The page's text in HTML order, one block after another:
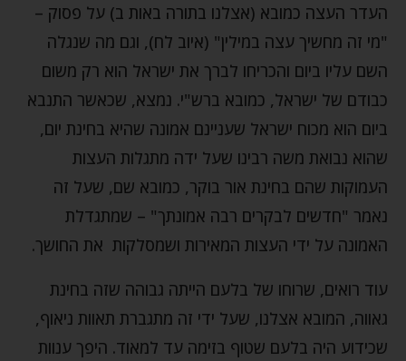
העדר העצה כמובא (אצלנו בתורה באות ב) על פסוק –
"מי זה מחשיך עצה במילין" (איוב לח), וגם מה שנגלה
השם עליו ביום והכריחו לברך את ישראל הוא רק משום
כבודם של ישראל, כמובא ברש"י. נמצא, שכאשר התנבא
ביום הוא מכוח ישראל שעניינם אמונה שהיא בחינת יום,
שהוא נבואת משה רבינו שעל ידה מתגלות העצות
העמוקות שהם בחינת אור בוקר, כמובא שם, שעל זה
נאמר "חדשים לבקרים רבה אמונתך" – שמתגדלת
האמונה על ידי העצות המאירות ושמסלקות את החושך.
עוד רואים, שרוחו של בלעם הייתה גבוהה שזה בחינת
גאווה, המובא אצלנו, שעל ידי זה מתגברת תאוות ניאוף,
שכידוע היה בלעם שטוף בזימה עד למאוד. היפך ענוות